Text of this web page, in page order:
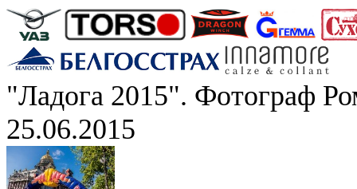
"Ладога 2015". Фотограф
25.06.2015